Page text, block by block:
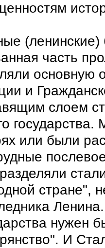
(ленинские)
часть
основную
и
слоем
государства.
или были
стране",
нужен
И